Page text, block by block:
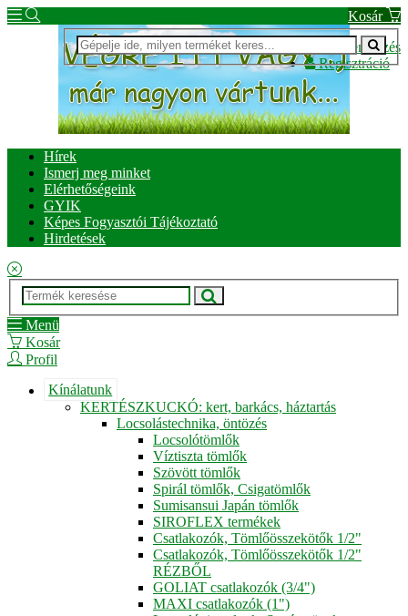
Kosár
Bejelentkezés
Regisztráció
Hírek
Ismerj meg minket
Elérhetőségeink
GYIK
Képes Fogyasztói Tájékoztató
Hirdetések
Menü
Kosár
Profil
Kínálatunk
KERTÉSZKUCKÓ: kert, barkács, háztartás
Locsolástechnika, öntözés
Locsolótömlők
Víztiszta tömlők
Szövött tömlők
Spirál tömlők, Csigatömlők
Sumisansui Japán tömlők
SIROFLEX termékek
Csatlakozók, Tömlőösszekötők 1/2"
Csatlakozók, Tömlőösszekötők 1/2"
RÉZBŐL
GOLIAT csatlakozók (3/4")
MAXI csatlakozók (1")